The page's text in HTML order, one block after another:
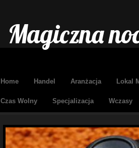
Magiczna
Home Handel Aranżacja Lokal
Czas Wolny Specjalizacja Wczasy